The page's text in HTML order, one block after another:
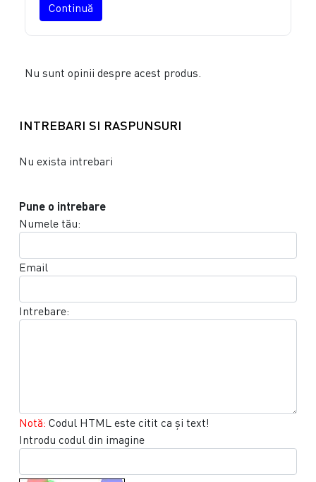
Continuă
Nu sunt opinii despre acest produs.
INTREBARI SI RASPUNSURI
Nu exista intrebari
Pune o intrebare
Numele tău:
Email
Intrebare:
Notă: Codul HTML este citit ca şi text!
Introdu codul din imagine